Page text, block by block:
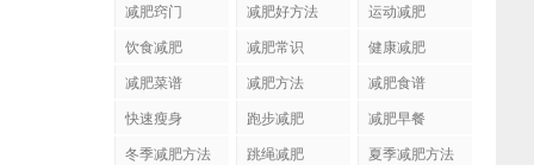
减肥窍门 减肥好方法
运动减肥
饮食减肥
减肥常识
健康减肥
减肥菜谱
减肥方法
减肥食谱
快速瘦身
跑步减肥
减肥早餐
冬季减肥方法
跳绳减肥
夏季减肥方法